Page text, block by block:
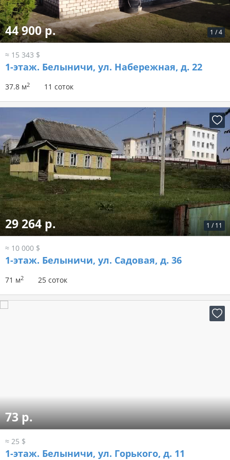
1 /4
44 900 р.
≈ 15 343 $
1-этаж. Белыничи, ул. Набережная, д. 22
37.8 м2 11 соток
1 / 11
29 264 р.
≈ 10 000 $
1-этаж. Белыничи, ул. Садовая, д. 36
71 м2 25 соток
73 р.
≈ 25 $
1-этаж. Белыничи, ул. Горького, д. 11